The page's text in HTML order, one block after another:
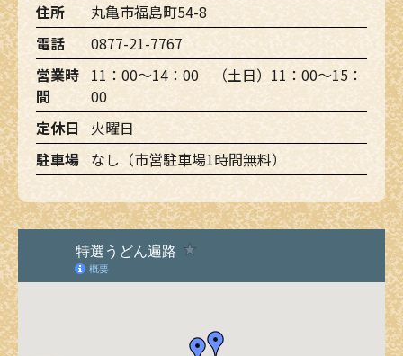
住所
丸亀市福島町54-8
電話
0877-21-7767
営業時
間
11：00～14：00 （土日）11：00～15：
00
定休日
火曜日
駐車場 なし（市営駐車場1時間無料）